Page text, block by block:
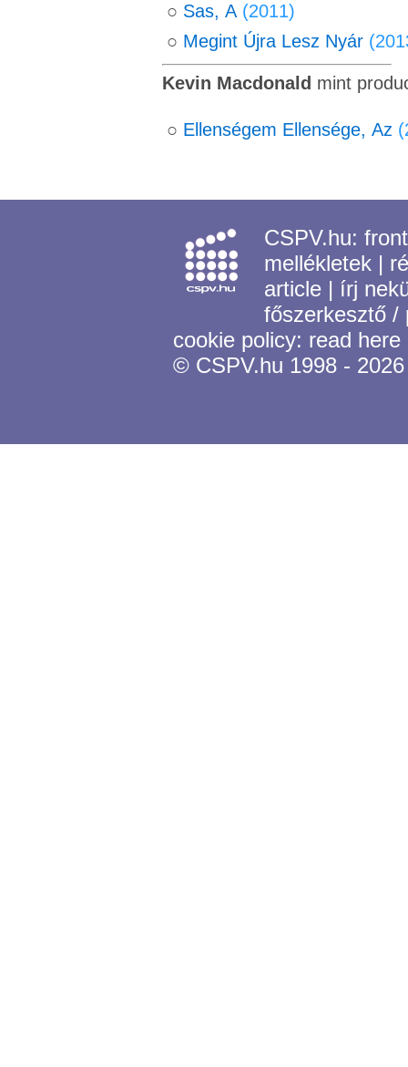
○ Sas, A (2011)
○ Megint Újra Lesz Nyár
Kevin Macdonald mint
○ Ellenségem Ellensége, Az
CSPV.hu:
mellékletek |
article | írj
főszerkesztő
cookie policy: read here
© CSPV.hu 1998 - 2026